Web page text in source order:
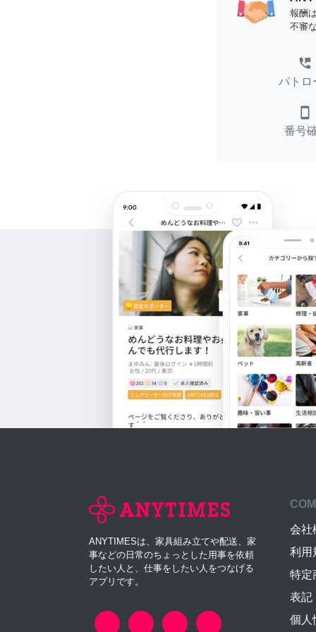
報酬
不審
perm_phone_msg
パトロ
smartphone
番号
ANYTIMESは、家具組み立てや配送、家
事などの日常のちょっとした用事を依頼
したい人と、仕事をしたい人をつなげる
アプリです。
会社
利用
特定
表記
個人